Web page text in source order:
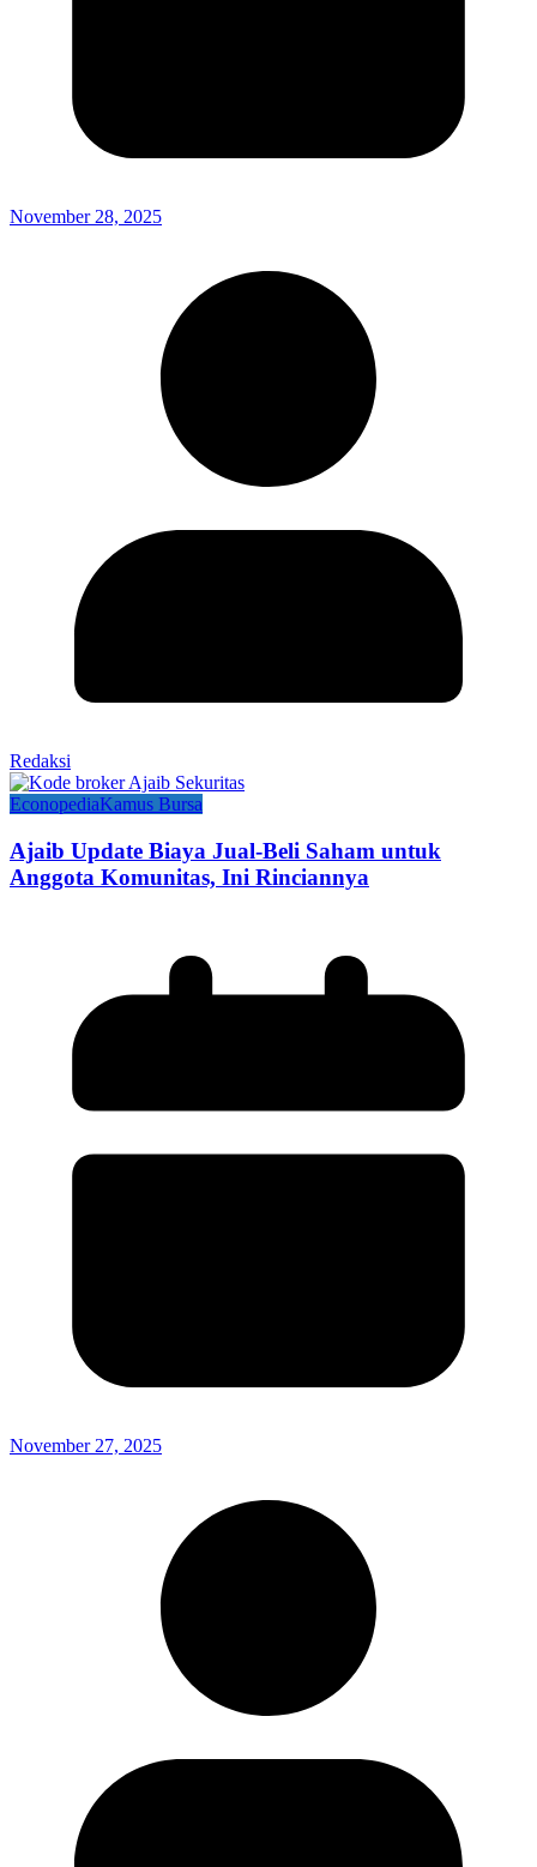
November 28, 2025
Redaksi
EconopediaKamus Bursa
Ajaib Update Biaya Jual-Beli Saham untuk
Anggota Komunitas, Ini Rinciannya
November 27, 2025